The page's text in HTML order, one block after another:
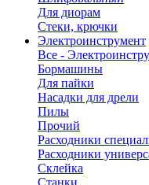
Для диорам
Стеки, крючки
Электроинструмент
Все -
Бормашины
Для пайки
Насадки для дрели
Пилы
Прочий
Расходники
Расходники
Склейка
Станки